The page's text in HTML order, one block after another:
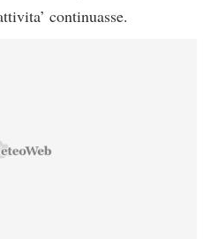
continuasse.